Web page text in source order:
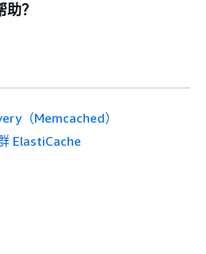
？
（Memcached）
ElastiCache